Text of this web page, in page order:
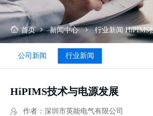
展
首页 新闻中心 行业新闻 HiPIMS
公司新闻 行业新闻
HiPIMS技术与电源发展
作者：深圳市英能电气有限公司